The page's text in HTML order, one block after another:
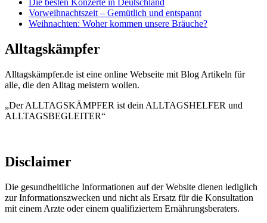
Die besten Konzerte in Deutschland
Vorweihnachtszeit – Gemütlich und entspannt
Weihnachten: Woher kommen unsere Bräuche?
Alltagskämpfer
Alltagskämpfer.de ist eine online Webseite mit Blog Artikeln für
alle, die den Alltag meistern wollen.
„Der ALLTAGSKÄMPFER ist dein ALLTAGSHELFER und
ALLTAGSBEGLEITER“
Disclaimer
Die gesundheitliche Informationen auf der Website dienen lediglich
zur Informationszwecken und nicht als Ersatz für die Konsultation
mit einem Arzte oder einem qualifiziertem Ernährungsberaters.